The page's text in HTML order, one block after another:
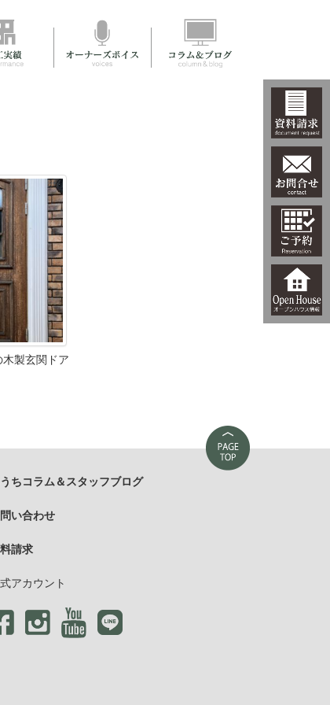
製玄関ドア
ちコラム＆スタッフブログ
い合わせ
請求
アカウント